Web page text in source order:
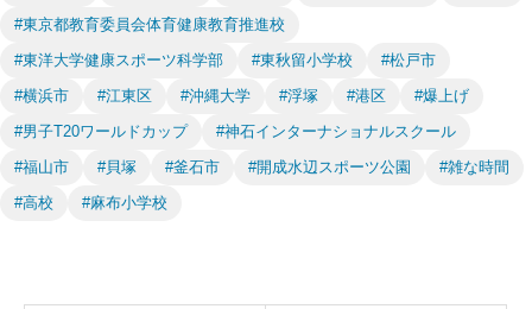
#東京都教育委員会体育健康教育推進校
#東洋大学健康スポーツ科学部
#東秋留小学校
#松戸市
#横浜市
#江東区 #沖縄大学 #浮塚 #港区
#爆上げ
#男子T20ワールドカップ
#神石インターナショナルスクール
#福山市
#貝塚 #釜石市 #開成水辺スポーツ公園
#雑な時間
#高校
#麻布小学校